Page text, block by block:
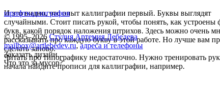
И это видно, что опыт каллиграфии первый. Буквы выглядят
случайными. Стоит писать рукой, чтобы понять, как
букв, какой порядок наложения штрихов. Здесь можно очень
рассказывать про каждую букву в этой работе. Но лучше вам
сделать заново.
Читать про типографику недостаточно. Нужно тренировать
начала найдите прописи для каллиграфии, например.
Что это за мусор?
шрифткаллиграфия
© 1995–2026 Студия Артемия Лебедева
mailbox@artlebedev.ru, адреса и телефоны
Заказать дизайн...